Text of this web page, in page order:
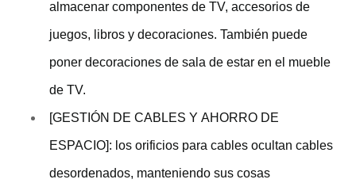
almacenar componentes de TV, accesorios de
juegos, libros y decoraciones. También puede
poner decoraciones de sala de estar en el mueble
de TV.
[GESTIÓN DE CABLES Y AHORRO DE
ESPACIO]: los orificios para cables ocultan cables
desordenados, manteniendo sus cosas